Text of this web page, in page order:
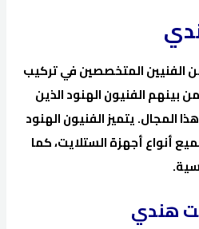
الفنيين المتخصصين في تركيب
بينهم الفنيون الهنود الذين
المجال. يتميز الفنيون الهنود
أنواع أجهزة الستلايت، كما
هندي